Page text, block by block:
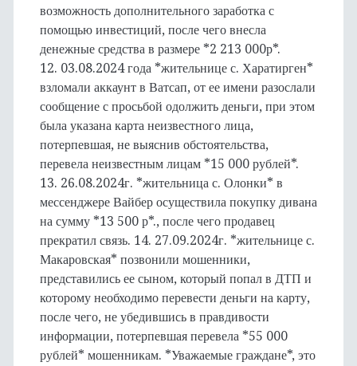
возможность дополнительного заработка с
помощью инвестиций, после чего внесла
денежные средства в размере *2 213 000р*.
12. 03.08.2024 года *жительнице с. Харатирген*
взломали аккаунт в Ватсап, от ее имени разослали
сообщение с просьбой одолжить деньги, при этом
была указана карта неизвестного лица,
потерпевшая, не выяснив обстоятельства,
перевела неизвестным лицам *15 000 рублей*.
13. 26.08.2024г. *жительница с. Олонки* в
мессенджере Вайбер осуществила покупку дивана
на сумму *13 500 р*., после чего продавец
прекратил связь. 14. 27.09.2024г. *жительнице с.
Макаровская* позвонили мошенники,
представились ее сыном, который попал в ДТП и
которому необходимо перевести деньги на карту,
после чего, не убедившись в правдивости
информации, потерпевшая перевела *55 000
рублей* мошенникам. *Уважаемые граждане*, это